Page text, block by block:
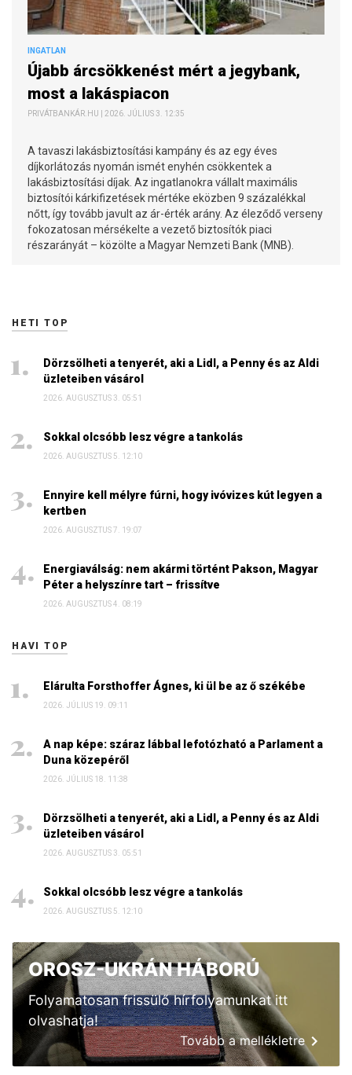
INGATLAN
Újabb árcsökkenést mért a jegybank,
most a lakáspiacon
PRIVÁTBANKÁR.HU | 2026. JÚLIUS 3. 12:35
A tavaszi lakásbiztosítási kampány és az egy éves
díjkorlátozás nyomán ismét enyhén csökkentek a
lakásbiztosítási díjak. Az ingatlanokra vállalt maximális
biztosítói kárkifizetések mértéke eközben 9 százalékkal
nőtt, így tovább javult az ár-érték arány. Az éleződő verseny
fokozatosan mérsékelte a vezető biztosítók piaci
részarányát – közölte a Magyar Nemzeti Bank (MNB).
HETI TOP
Dörzsölheti a tenyerét, aki a Lidl, a Penny és az Aldi
üzleteiben vásárol
2026. AUGUSZTUS 3. 05:51
Sokkal olcsóbb lesz végre a tankolás
2026. AUGUSZTUS 5. 12:10
Ennyire kell mélyre fúrni, hogy ivóvizes kút legyen a
kertben
2026. AUGUSZTUS 7. 19:07
Energiaválság: nem akármi történt Pakson, Magyar
Péter a helyszínre tart – frissítve
2026. AUGUSZTUS 4. 08:19
HAVI TOP
Elárulta Forsthoffer Ágnes, ki ül be az ő székébe
2026. JÚLIUS 19. 09:11
A nap képe: száraz lábbal lefotózható a Parlament a
Duna közepéről
2026. JÚLIUS 18. 11:38
Dörzsölheti a tenyerét, aki a Lidl, a Penny és az Aldi
üzleteiben vásárol
2026. AUGUSZTUS 3. 05:51
Sokkal olcsóbb lesz végre a tankolás
2026. AUGUSZTUS 5. 12:10
OROSZ-UKRÁN HÁBORÚ
Folyamatosan frissülő hírfolyamunkat itt
olvashatja!
Tovább a mellékletre